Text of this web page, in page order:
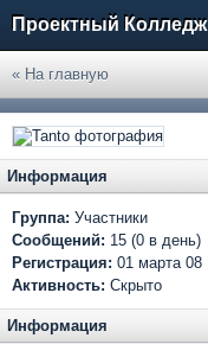
Проектный Колледж
« На главную
Информация
Группа: Участники
Сообщений: 15 (0 в день)
Регистрация: 01 марта 08
Активность: Скрыто
Информация